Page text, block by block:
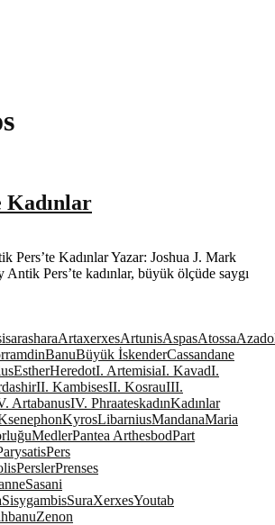
Kadınlar
Pers’te Kadınlar Yazar: Joshua J. Mark
Antik Pers’te kadınlar, büyük ölçüde saygı
arasharaArtaxerxesArtunisAspasAtossa
BanuBüyük İskenderCassandane
EstherHeredotI. ArtemisiaI. KavadI.
II. KambisesII. KosrauIII.
ArtabanusIV. PhraateskadınKadınlar
KyrosLibarniusMandanaMaria
MedlerPantea ArthesbodPart
Pers
PerslerPrenses
Sasani
SisygambisSuraXerxesYoutab
Zenon